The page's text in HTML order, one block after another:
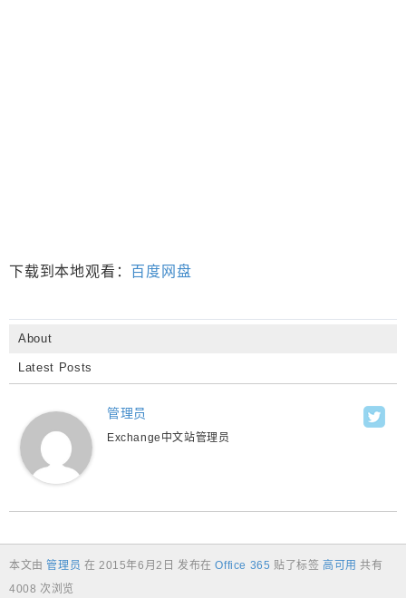
下载到本地观看： 百度网盘
About
Latest Posts
管理员
Exchange中文站管理员
本文由管理员 在2015年6月2日 发布在Office 365 贴了标签 高可用 共有
4008 次浏览